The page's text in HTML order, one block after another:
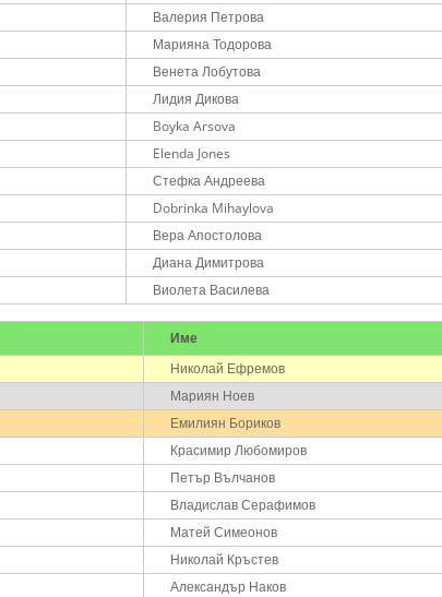
Валерия Петрова
Марияна Тодорова
Венета Лобутова
Лидия Дикова
Boyka Arsova
Elenda Jones
Стефка Андреева
Dobrinka Mihaylova
Вера Апостолова
Диана Димитрова
Виолета Василева
Име
Николай Ефремов
Мариян Ноев
Емилиян Бориков
Красимир Любомиров
Петър Вълчанов
Владислав Серафимов
Матей Симеонов
Николай Кръстев
Александър Наков